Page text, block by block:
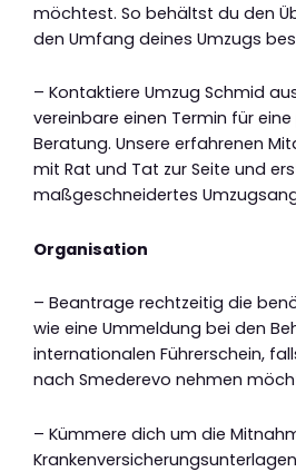
möchtest. So behältst du den
den Umfang deines Umzugs
– Kontaktiere Umzug Schmid
vereinbare einen Termin für
Beratung. Unsere erfahrenen
mit Rat und Tat zur Seite und
maßgeschneidertes
Organisation
– Beantrage rechtzeitig die
wie eine Ummeldung bei den
internationalen Führerschein,
nach Smederevo nehmen
– Kümmere dich um die